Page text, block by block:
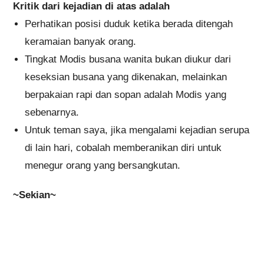
Kritik dari kejadian di atas adalah
Perhatikan posisi duduk ketika berada ditengah
keramaian banyak orang.
Tingkat Modis busana wanita bukan diukur dari
keseksian busana yang dikenakan, melainkan
berpakaian rapi dan sopan adalah Modis yang
sebenarnya.
Untuk teman saya, jika mengalami kejadian serupa
di lain hari, cobalah memberanikan diri untuk
menegur orang yang bersangkutan.
~Sekian~